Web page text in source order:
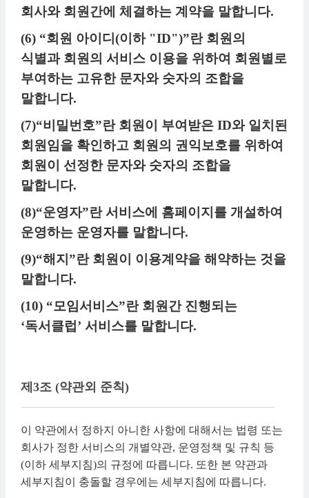
회사와 회원간에 체결하는 계약을 말합니다.
(6) “회원 아이디(이하 "ID")”란 회원의
식별과 회원의 서비스 이용을 위하여 회원별로
부여하는 고유한 문자와 숫자의 조합을
말합니다.
(7)“비밀번호”란 회원이 부여받은 ID와 일치된
회원임을 확인하고 회원의 권익보호를 위하여
회원이 선정한 문자와 숫자의 조합을
말합니다.
(8)“운영자”란 서비스에 홈페이지를 개설하여
운영하는 운영자를 말합니다.
(9)“해지”란 회원이 이용계약을 해약하는 것을
말합니다.
(10) “모임서비스”란 회원간 진행되는
‘독서클럽’ 서비스를 말합니다.
제3조 (약관외 준칙)
이 약관에서 정하지 아니한 사항에 대해서는 법령 또는
회사가 정한 서비스의 개별약관, 운영정책 및 규칙 등
(이하 세부지침)의 규정에 따릅니다. 또한 본 약관과
세부지침이 충돌할 경우에는 세부지침에 따릅니다.